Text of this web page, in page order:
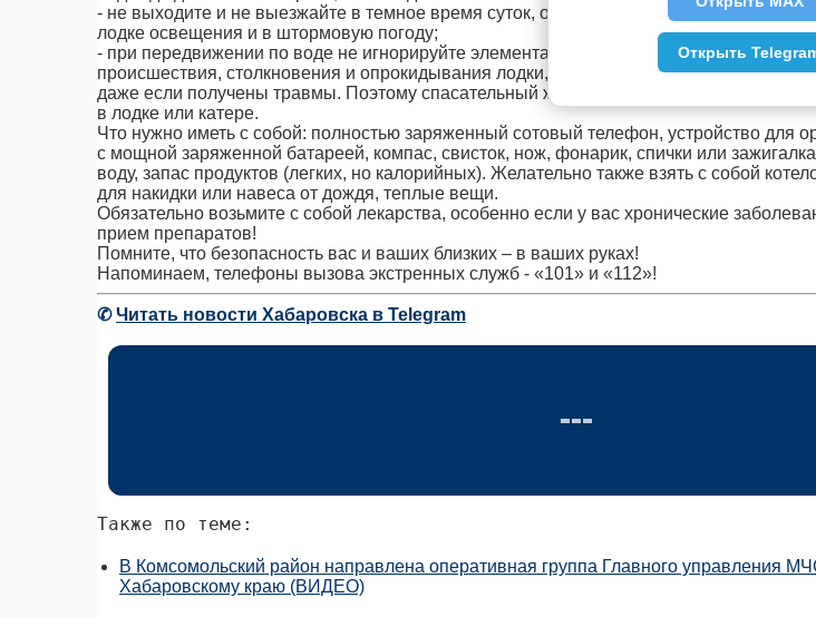
- не выходите и не выезжайте в темное время суток, опасно выходить на воду в
лодке освещения и в штормовую погоду;
- при передвижении по воде не игнорируйте элементарное средство спасения –
происшествия, столкновения и опрокидывания лодки, именно он позволит вам
даже если получены травмы. Поэтому спасательный жилет должен быть надет на
в лодке или катере.
Что нужно иметь с собой: полностью заряженный сотовый телефон, устройство для
с мощной заряженной батареей, компас, свисток, нож, фонарик, спички или
воду, запас продуктов (легких, но калорийных). Желательно также взять с собой
для накидки или навеса от дождя, теплые вещи.
Обязательно возьмите с собой лекарства, особенно если у вас хронические
прием препаратов!
Помните, что безопасность вас и ваших близких – в ваших руках!
Напоминаем, телефоны вызова экстренных служб - «101» и «112»!
✆Читать новости Хабаровска в Telegram
Также по теме:
В Комсомольский район направлена оперативная группа Главного управления
Хабаровскому краю (ВИДЕО)
Открыть